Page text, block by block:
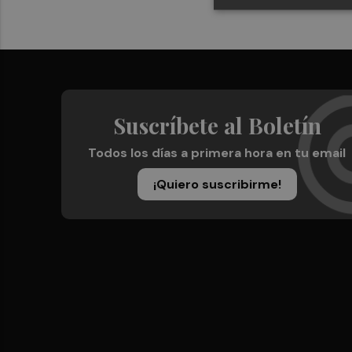
Suscríbete al Boletín
Todos los días a primera hora en tu email
¡Quiero suscribirme!